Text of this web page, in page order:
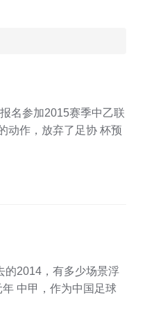
名参加2015赛季中乙联
动作，放弃了足协 杯预
的2014，有多少场景浮
中甲，作为中国足球